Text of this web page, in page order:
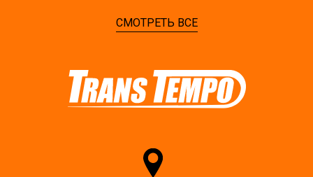
СМОТРЕТЬ ВСЕ